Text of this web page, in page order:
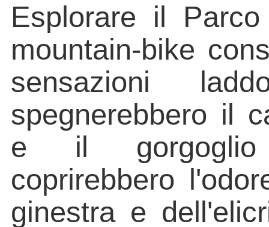
Esplorare il
mountain-bike
sensazioni
spegnerebbero il
e il
coprirebbero
ginestra e